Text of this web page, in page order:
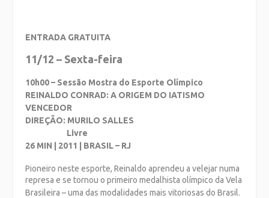
ENTRADA GRATUITA
11/12 – Sexta-feira
10h00 – Sessão Mostra do Esporte Olímpico
REINALDO CONRAD: A ORIGEM DO IATISMO
VENCEDOR
DIREÇÃO: MURILO SALLES
Livre
26 MIN | 2011 | BRASIL – RJ
Pioneiro neste esporte, Reinaldo aprendeu a velejar numa
represa e se tornou oprimeiro medalhista olímpico da Vela
Brasileira – uma das modalidades mais vitoriosasdo Brasil.